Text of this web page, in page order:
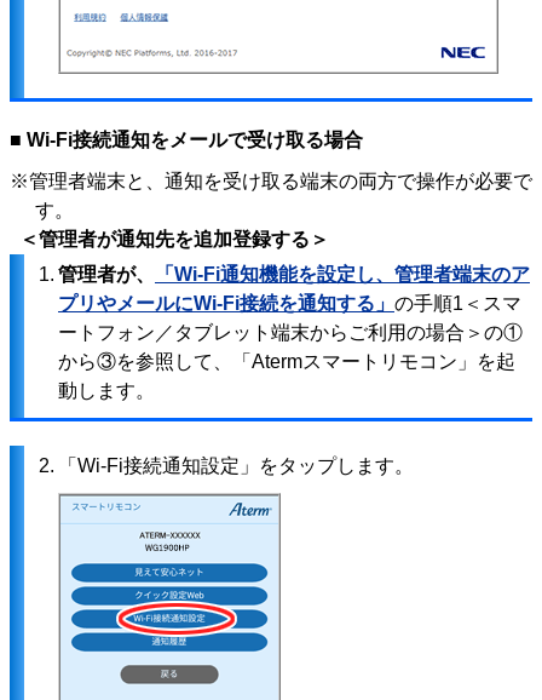
■ Wi-Fi接続通知をメールで受け取る場合
※管理者端末と、通知を受け取る端末の両方で操作が必要で
す。
＜管理者が通知先を追加登録する＞
1. 管理者が、
「Wi-Fi通知機能を設定し、管理者端末のア
プリやメールにWi-Fi接続を通知する」 の手順1＜スマ
ートフォン／タブレット端末からご利用の場合＞の①
から③を参照して、「Atermスマートリモコン」を起
動します。
2. 「Wi-Fi接続通知設定」をタップします。